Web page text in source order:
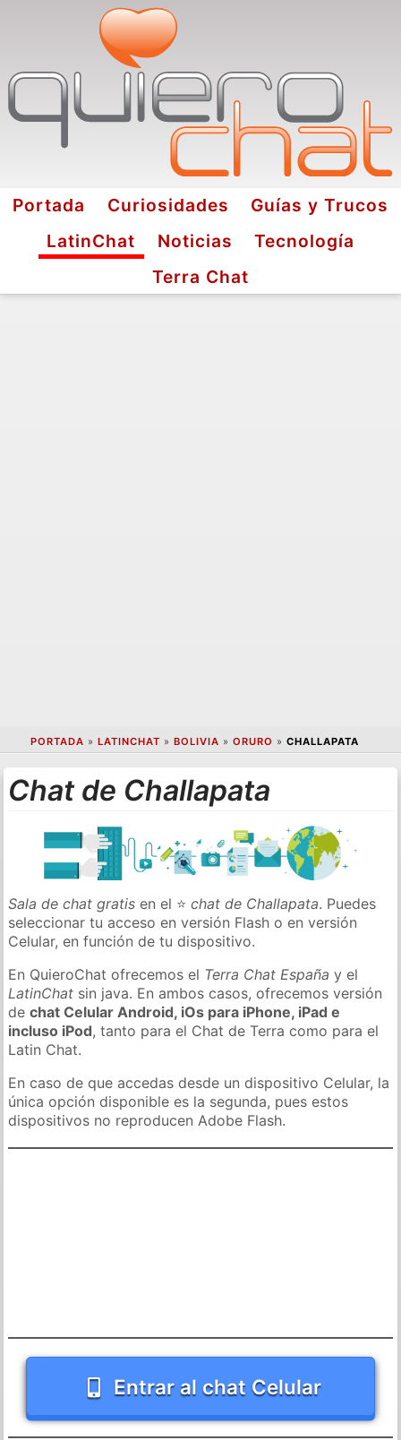
Portada Curiosidades
Guías y Trucos
LatinChat
Noticias
Tecnología
Terra Chat
PORTADA » LATINCHAT » BOLIVIA » ORURO » CHALLAPATA
Chat de Challapata
Sala de chat gratis en el ⭐chat de Challapata. Puedes
seleccionar tu acceso en versión Flash o en versión
Celular, en función de tu dispositivo.
En QuieroChat ofrecemos el Terra Chat España y el
LatinChat sin java. En ambos casos, ofrecemos versión
dechat Celular Android, iOs para iPhone, iPad e
incluso iPod, tanto para el Chat de Terra como para el
Latin Chat.
En caso de que accedas desde un dispositivo Celular, la
única opción disponible es la segunda, pues estos
dispositivos no reproducen Adobe Flash.
Entrar al chat Celular